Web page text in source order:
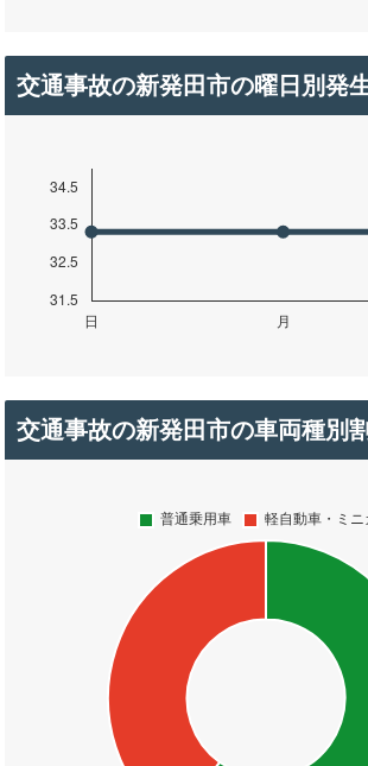
交通事故の新発田市の曜日別発
交通事故の新発田市の車両種別